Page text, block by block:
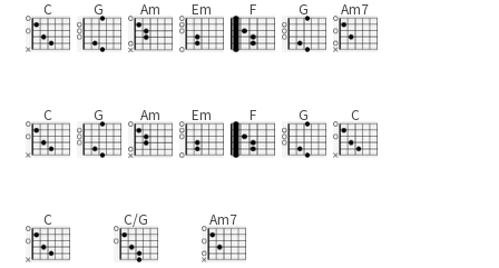
C G Am Em F G Am7
C G Am Em F G C
C C/G Am7